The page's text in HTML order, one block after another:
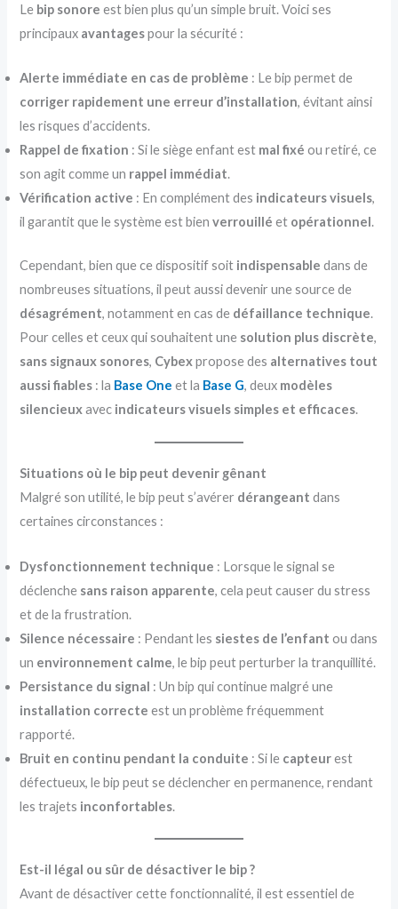
Le bip sonore est bien plus qu’un simple bruit. Voici ses
principaux avantagespour la sécurité :
Alerte immédiate en cas de problème : Le bip permet de
corriger rapidement une erreur d’installation, évitant ainsi
les risques d’accidents.
Rappel de fixation : Si le siège enfant est mal fixé ou retiré, ce
son agit comme un rappel immédiat.
Vérification active : En complément des indicateurs visuels,
il garantit que le système est bienverrouillé et opérationnel.
Cependant, bien que ce dispositif soit indispensable dans de
nombreuses situations, il peut aussi devenir une source de
désagrément, notamment en cas de défaillance technique.
Pour celles et ceux qui souhaitent une solution plus discrète,
sans signaux sonores, Cybexpropose des alternatives tout
aussi fiables : la Base One et la Base G, deux modèles
silencieuxavec indicateurs visuels simples et efficaces.
Situations où le bip peut devenir gênant
Malgré son utilité, le bip peut s’avérer dérangeant dans
certaines circonstances :
Dysfonctionnement technique : Lorsque le signal se
déclenche sans raison apparente, cela peut causer du stress
et de la frustration.
Silence nécessaire : Pendant les siestes de l’enfant ou dans
un environnement calme, le bip peut perturber la tranquillité.
Persistance du signal : Un bip qui continue malgré une
installation correcte est un problème fréquemment
rapporté.
Bruit en continu pendant la conduite : Si le capteurest
défectueux, le bip peut se déclencher en permanence, rendant
les trajets inconfortables.
Est-il légal ou sûr de désactiver le bip ?
Avant de désactiver cette fonctionnalité, il est essentiel de